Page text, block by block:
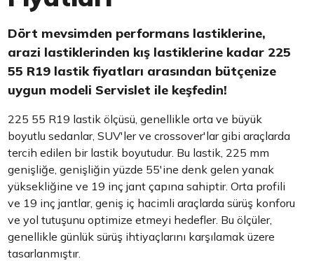
Dört mevsimden performans lastiklerine,
arazi lastiklerinden kış lastiklerine kadar 225
55 R19 lastik fiyatları arasından bütçenize
uygun modeli Servislet ile keşfedin!
225 55 R19 lastik ölçüsü, genellikle orta ve büyük
boyutlu sedanlar, SUV'ler ve crossover'lar gibi araçlarda
tercih edilen bir lastik boyutudur. Bu lastik, 225 mm
genişliğe, genişliğin yüzde 55'ine denk gelen yanak
yüksekliğine ve 19 inç jant çapına sahiptir. Orta profili
ve 19 inç jantlar, geniş iç hacimli araçlarda sürüş konforu
ve yol tutuşunu optimize etmeyi hedefler. Bu ölçüler,
genellikle günlük sürüş ihtiyaçlarını karşılamak üzere
tasarlanmıştır.